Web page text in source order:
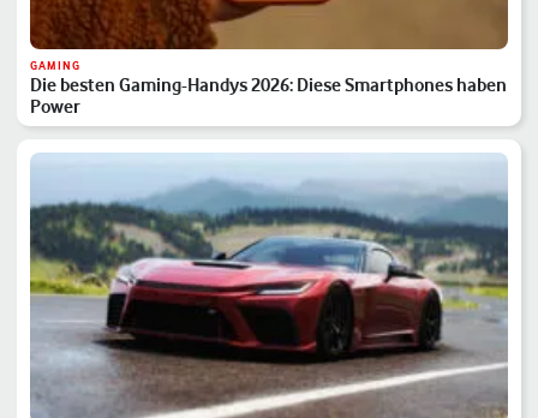
GAMING
Die besten Gaming-Handys 2026: Diese Smartphones haben
Power